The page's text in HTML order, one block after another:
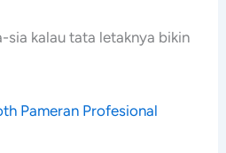
sia kalau tata letaknya bikin
Pameran Profesional